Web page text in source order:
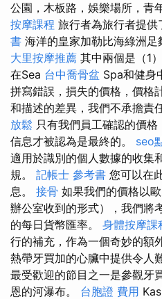
公園，木板路，娛樂場所，青
按摩課程 旅行者為旅行者提供
書 海洋的皇家加勒比海綠洲足
大里按摩推薦 其中兩個是（1
在Sea 台中喬骨盆 Spa和健身
拼寫錯誤，損失的價格，價格
和描述的差異，我們不承擔責
放鬆 只有我們員工確認的價
信息才被認為是最終的。 seo
適用於識別的個人數據的收集
規。 記帳士 參考書 您可以在
息。 接骨 如果我們的價格以
辦公室收到的形式），我們將
的每日貨幣匯率。 身體按摩課
行的補充，作為一個奇妙的額
熱帶牙買加的心臟中提供令人
最受歡迎的節目之一是參觀牙
恩的河瀑布。 台胞證 費用